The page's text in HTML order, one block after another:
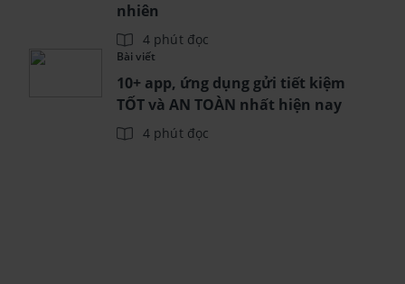
nhiên
4 phút đọc
Bài viết
10+ app, ứng dụng gửi tiết kiệm
TỐT và AN TOÀN nhất hiện nay
4 phút đọc